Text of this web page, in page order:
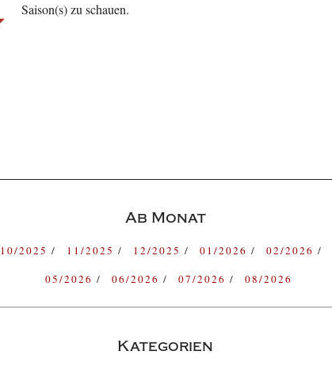
Saison(s) zu schauen.
Ab Monat
10/2025 11/2025 12/2025 01/2026 02/2026
05/2026
06/2026 07/2026 08/2026
Kategorien